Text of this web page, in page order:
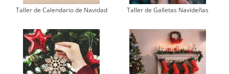
Taller de Calendario de Navidad Taller de Galletas Navideñas